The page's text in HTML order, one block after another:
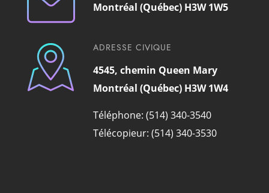
Montréal (Québec) H3W 1W5
ADRESSE CIVIQUE
4545, chemin Queen Mary
Montréal (Québec) H3W 1W4
Téléphone: (514) 340-3540
Télécopieur: (514) 340-3530